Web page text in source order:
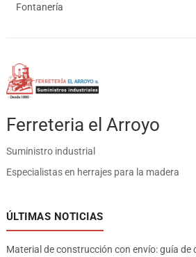
Fontanería
Ferreteria el Arroyo
Suministro industrial
Especialistas en herrajes para la madera
ÚLTIMAS NOTICIAS
Material de construcción con envío: guía de